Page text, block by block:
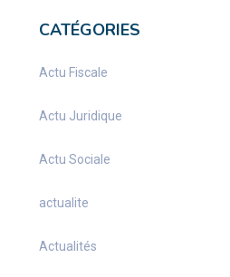
CATÉGORIES
Actu Fiscale
Actu Juridique
Actu Sociale
actualite
Actualités